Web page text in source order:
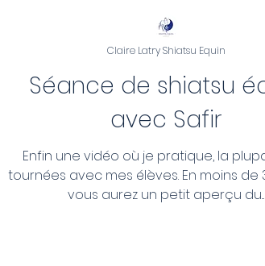
Séance de shiatsu
avec Safir
Enfin une vidéo où je pratique, la
tournées avec mes élèves. En moins de
vous aurez un petit aperçu du...
Claire Latry Shiatsu Equin